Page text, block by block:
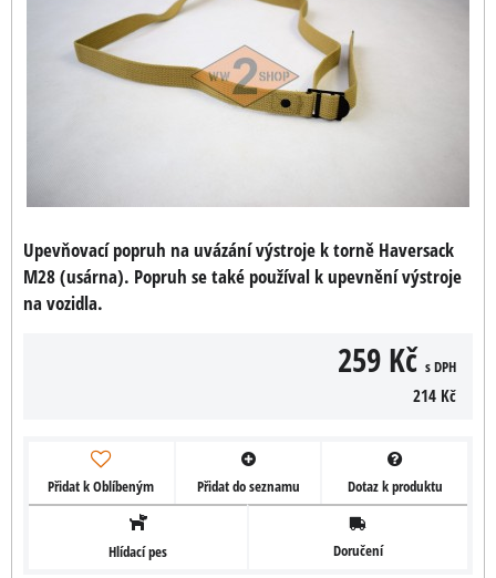
Upevňovací popruh na uvázání výstroje k torně Haversack
M28 (usárna). Popruh se také používal k upevnění výstroje
na vozidla.
259 Kč s DPH
214 Kč
Přidat k Oblíbeným Přidat do seznamu Dotaz k produktu
Hlídací pes Doručení